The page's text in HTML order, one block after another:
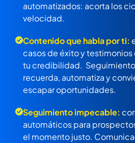
automatizados: acorta los
velocidad.
Contenido que habla por ti:
casos de éxito y testimonios
tu credibilidad. Seguimiento
recuerda, automatiza y
escapar oportunidades.
Seguimiento impecable:
automáticos para
el momento justo.